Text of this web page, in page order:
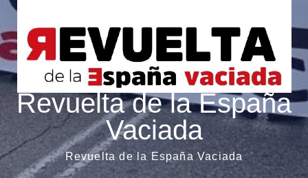
Revuelta de la España
Vaciada
Revuelta de la España Vaciada